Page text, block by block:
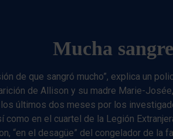
Mucha sangre
de que sangró mucho”, explica un
de Allison y su madre Marie-
últimos dos meses por los
en el cuartel de la Legión
“en el desagüe” del congelador de la